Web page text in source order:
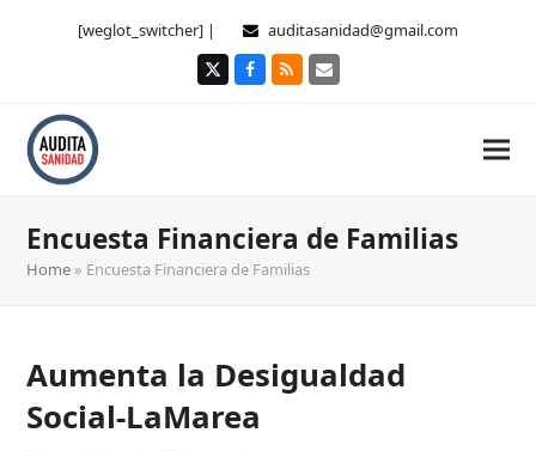
[weglot_switcher] | auditasanidad@gmail.com
TwitterFacebook
RSS Correo
Encuesta Financiera de Familias
Home » Encuesta Financiera de Familias
Aumenta la Desigualdad
Social-LaMarea